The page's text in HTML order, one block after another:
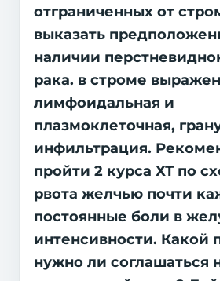
отграниченных от
выказать
наличии
рака. в строме
лимфоидальная и
плазмоклеточная,
инфильтрация.
пройти 2 курса ХТ по
рвота желчью почти
постоянные боли в
интенсивности. Какой
нужно ли соглашаться